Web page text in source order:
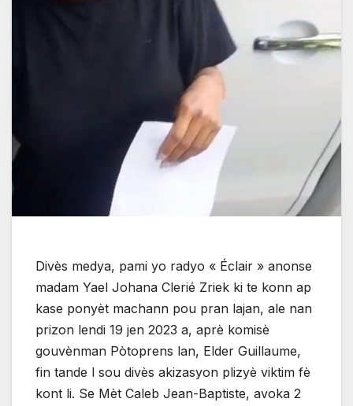
Divès medya, pami yo radyo « Éclair » anonse
madam Yael Johana Clerié Zriek ki te konn ap
kase ponyèt machann pou pran lajan, ale nan
prizon lendi 19 jen 2023 a, aprè komisè
gouvènman Pòtoprens lan, Elder Guillaume,
fin tande l sou divès akizasyon plizyè viktim fè
kont li. Se Mèt Caleb Jean-Baptiste, avoka 2